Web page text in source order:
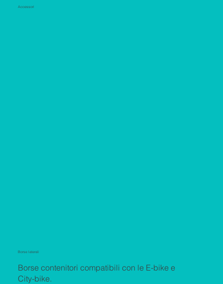
Borse laterali
Borse contenitori compatibili con le E-bike e
City-bike.
Accessori